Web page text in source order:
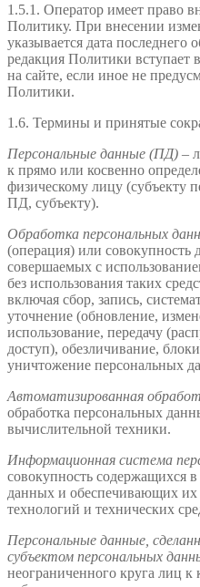
1.5.1. Оператор имеет право
Политику. При внесении
указывается дата
редакция Политики вступает
на сайте, если иное не
Политики.
1.6. Термины и принятые
Персональные данные (ПД) –
к прямо или косвенно
физическому лицу (субъекту
ПД, субъекту).
Обработка персональных
(операция) или совокупность
совершаемых с
без использования таких
включая сбор, запись,
уточнение (обновление,
использование, передачу
доступ), обезличивание,
уничтожение персональных
Автоматизированная
обработка персональных
вычислительной техники.
Информационная система
совокупность содержащихся
данных и обеспечивающих
технологий и технических
Персональные данные,
субъектом персональных
неограниченного круга лиц к